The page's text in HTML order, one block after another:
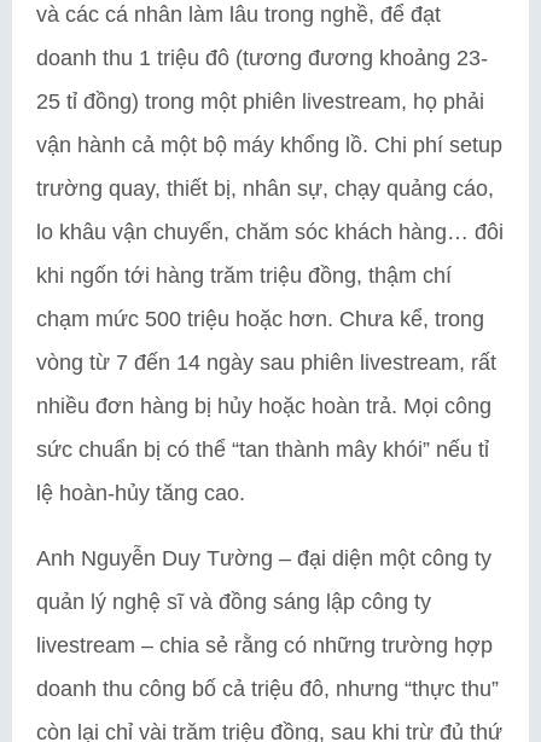
và các cá nhân làm lâu trong nghề, để đạt
doanh thu 1 triệu đô (tương đương khoảng 23-
25 tỉ đồng) trong một phiên livestream, họ phải
vận hành cả một bộ máy khổng lồ. Chi phí setup
trường quay, thiết bị, nhân sự, chạy quảng cáo,
lo khâu vận chuyển, chăm sóc khách hàng… đôi
khi ngốn tới hàng trăm triệu đồng, thậm chí
chạm mức 500 triệu hoặc hơn. Chưa kể, trong
vòng từ 7 đến 14 ngày sau phiên livestream, rất
nhiều đơn hàng bị hủy hoặc hoàn trả. Mọi công
sức chuẩn bị có thể “tan thành mây khói” nếu tỉ
lệ hoàn-hủy tăng cao.
Anh Nguyễn Duy Tường – đại diện một công ty
quản lý nghệ sĩ và đồng sáng lập công ty
livestream – chia sẻ rằng có những trường hợp
doanh thu công bố cả triệu đô, nhưng “thực thu”
còn lại chỉ vài trăm triệu đồng, sau khi trừ đủ thứ